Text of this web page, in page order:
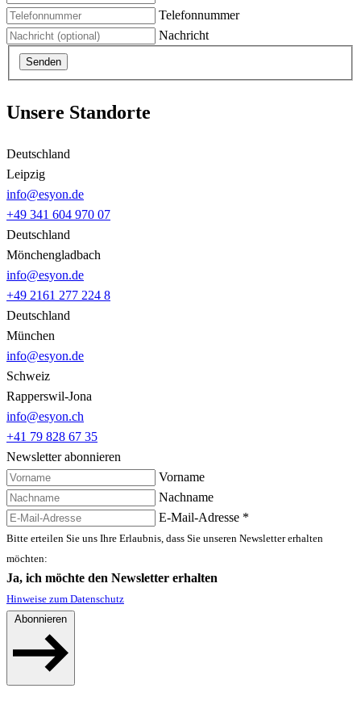
Telefonnummer
Nachricht
Senden
Unsere Standorte
Deutschland
Leipzig
info@esyon.de
+49 341 604 970 07
Deutschland
Mönchengladbach
info@esyon.de
+49 2161 277 224 8
Deutschland
München
info@esyon.de
Schweiz
Rapperswil-Jona
info@esyon.ch
+41 79 828 67 35
Newsletter abonnieren
Vorname
Nachname
E-Mail-Adresse *
Bitte erteilen Sie uns Ihre Erlaubnis, dass Sie unseren Newsletter erhalten
möchten:
Ja, ich möchte den Newsletter erhalten
Hinweise zum Datenschutz
Abonnieren